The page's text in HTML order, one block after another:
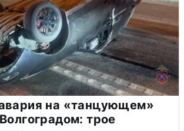
на «танцующем»
трое